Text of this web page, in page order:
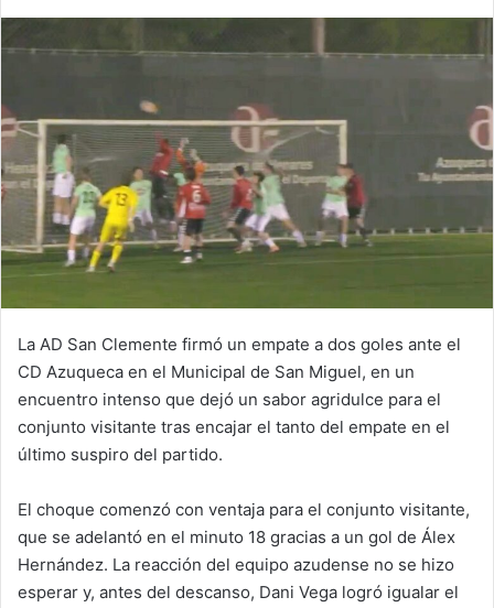
La AD San Clemente firmó un empate a dos goles ante el
CD Azuqueca en el Municipal de San Miguel, en un
encuentro intenso que dejó un sabor agridulce para el
conjunto visitante tras encajar el tanto del empate en el
último suspiro del partido.
El choque comenzó con ventaja para el conjunto visitante,
que se adelantó en el minuto 18 gracias a un gol de Álex
Hernández. La reacción del equipo azudense no se hizo
esperar y, antes del descanso, Dani Vega logró igualar el